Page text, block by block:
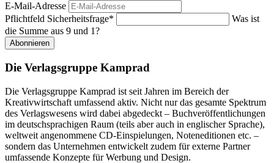
E-Mail-Adresse
Pflichtfeld Sicherheitsfrage*
Was ist
die Summe aus 9 und 1?
Abonnieren
Die Verlagsgruppe Kamprad
Die Verlagsgruppe Kamprad ist seit Jahren im Bereich der
Kreativwirtschaft umfassend aktiv. Nicht nur das gesamte Spektrum
des Verlagswesens wird dabei abgedeckt – Buchveröffentlichungen
im deutschsprachigen Raum (teils aber auch in englischer Sprache),
weltweit angenommene CD-Einspielungen, Noteneditionen etc. –
sondern das Unternehmen entwickelt zudem für externe Partner
umfassende Konzepte für Werbung und Design.